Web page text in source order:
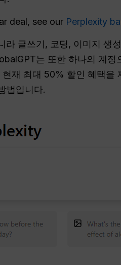
deal, see our Perplexity
라 글쓰기, 코딩, 이미지 생
는 또한 하나의 계정
재 최대 50% 할인 혜택을
법입니다.